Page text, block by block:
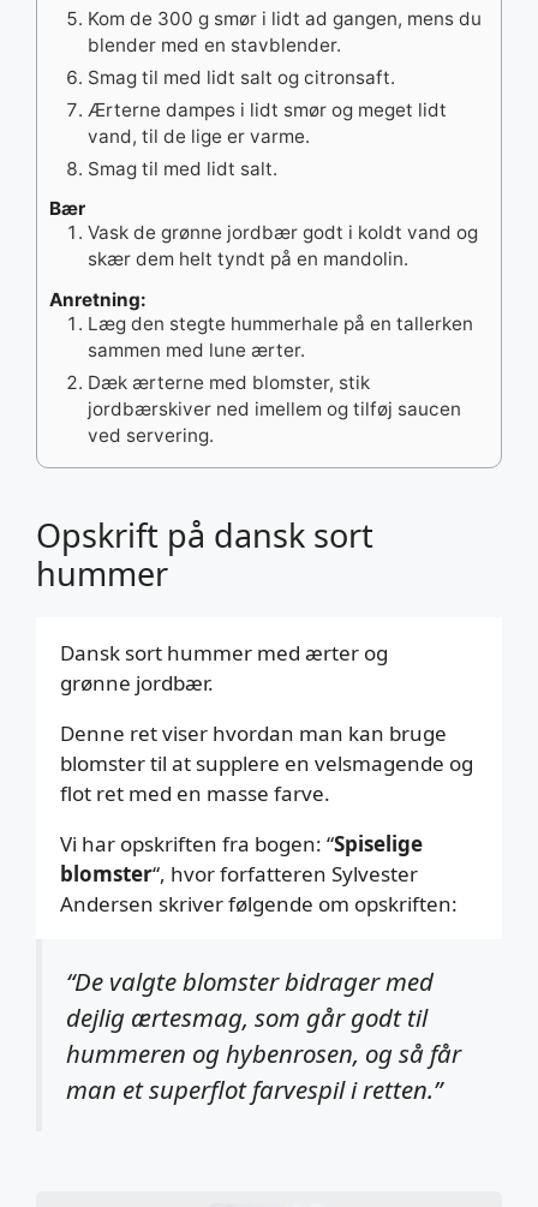
Opskrift på dansk sort
hummer
Dansk sort hummer med ærter og
grønne jordbær.
Denne ret viser hvordan man kan bruge
blomster til at supplere en velsmagende og
flot ret med en masse farve.
Vi har opskriften fra bogen: “Spiselige
blomster“, hvor forfatteren Sylvester
Andersen skriver følgende om opskriften:
“De valgte blomster bidrager med
dejlig ærtesmag, som går godt til
hummeren og hybenrosen, og så får
man et superflot farvespil i retten.”
Kom de 300 g smør i lidt ad gangen, mens du
blender med en stavblender.
Smag til med lidt salt og citronsaft.
Ærterne dampes i lidt smør og meget lidt
vand, til de lige er varme.
Smag til med lidt salt.
Bær
Vask de grønne jordbær godt i koldt vand og
skær dem helt tyndt på en mandolin.
Anretning:
Læg den stegte hummerhale på en tallerken
sammen med lune ærter.
Dæk ærterne med blomster, stik
jordbærskiver ned imellem og tilføj saucen
ved servering.